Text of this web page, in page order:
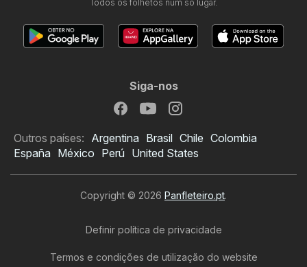
Todos os folhetos num só lugar.
Siga-nos
Outros países: Argentina Brasil Chile Colombia
España México Perú United States
Copyright © 2026 Panfleteiro.pt.
Definir política de privacidade
Termos e condições de utilização do website